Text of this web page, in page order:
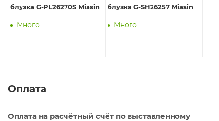
блузка G-PL26270S Miasin
Много
блузка G-SH26257 Miasin
Много
Оплата
Оплата на расчётный счёт по выставленному